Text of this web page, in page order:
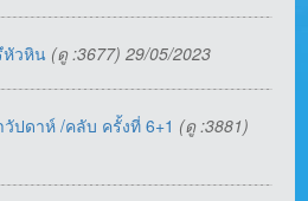
หัวหิน (ดู :3677) 29/05/2023
ปดาห์ /คลับ ครั้งที่ 6+1 (ดู :3881)